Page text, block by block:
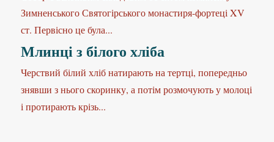
Зимненського Святогірського монастиря-фортеці XV
ст. Первісно це була...
Млинці з білого хліба
Черствий білий хліб натирають на тертці, попередньо
знявши з нього скоринку, а потім розмочують у молоці
і протирають крізь...